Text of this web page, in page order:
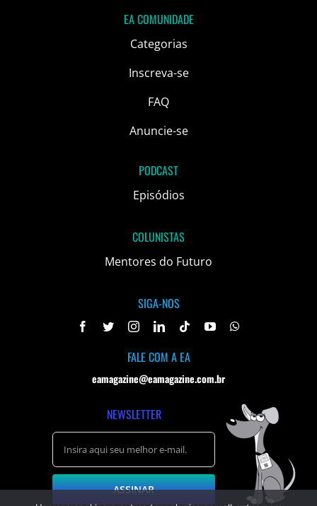
EA COMUNIDADE
Categorias
Inscreva-se
FAQ
Anuncie-se
PODCAST
Episódios
COLUNISTAS
Mentores do Futuro
SIGA-NOS
FALE COM A EA
eamagazine@eamagazine.com.br
NEWSLETTER